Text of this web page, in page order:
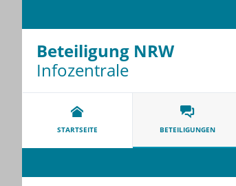
Beteiligung NRW
Infozentrale
STARTSEITE BETEILIGUNGEN